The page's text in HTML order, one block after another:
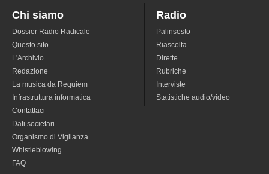
Chi siamo
Dossier Radio Radicale
Questo sito
L'Archivio
Redazione
La musica da Requiem
Infrastruttura informatica
Contattaci
Dati societari
Organismo di Vigilanza
Whistleblowing
FAQ
Radio
Palinsesto
Riascolta
Dirette
Rubriche
Interviste
Statistiche audio/video